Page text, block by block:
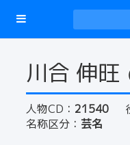
川合 伸旺
人物CD： 21540
名称区分： 芸名